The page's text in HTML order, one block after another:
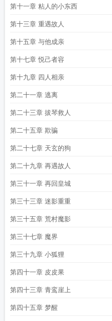
第十一章 粘人的小东西
第十三章 重遇故人
第十五章 与他成亲
第十七章 悦己者容
第十九章 四人相亲
第二十一章 逃离
第二十三章 拔琴救人
第二十五章 欺骗
第二十七章 天玄的狗
第二十九章 再遇故人
第三十一章 再回皇城
第三十三章 迷影重重
第三十五章 荒村魔影
第三十七章 魔界
第三十九章 小狐狸
第四十一章 皮皮果
第四十三章 青鸾崖上
第四十五章 梦醒